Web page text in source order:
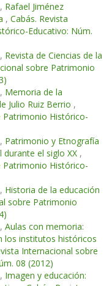
Rafael Jiménez
, Cabás. Revista
Educativo: Núm.
Revista de Ciencias de la
sobre Patrimonio
Memoria de la
Julio Ruiz Berrio ,
Patrimonio Histórico-
Patrimonio y Etnografía
durante el siglo XX ,
Patrimonio Histórico-
Historia de la educación
sobre Patrimonio
Aulas con memoria:
los institutos históricos
Internacional sobre
08 (2012)
Imagen y educación: